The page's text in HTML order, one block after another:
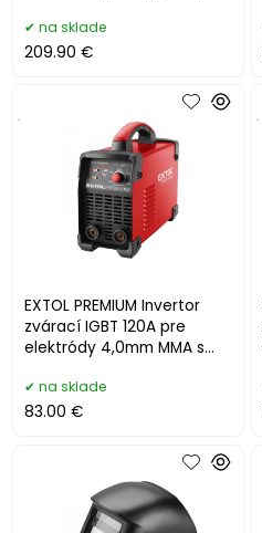
na sklade
209.90 €
EXTOL PREMIUM Invertor
zvárací IGBT 120A pre
elektródy 4,0mm MMA s
.
na sklade
83.00 €
.